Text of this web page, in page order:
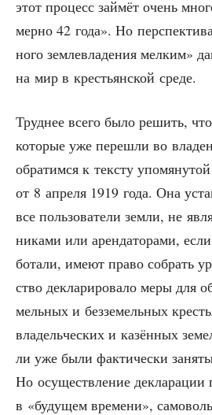
этот про­цесс зай­мёт очень
мер­но 42 года». Но
но­го зем­ле­вла­де­ния мел­ким»
на мир в кре­стьян­ской среде.
Труд­нее все­го было решить,
кото­рые уже пере­шли во
обра­тим­ся к тек­сту
от 8 апре­ля 1919 года. Она
все поль­зо­ва­те­ли зем­ли, не
ни­ка­ми или арен­да­то­ра­ми,
бо­та­ли, име­ют пра­во собрать
ство декла­ри­ро­ва­ло меры для
мель­ных и без­зе­мель­ных
вла­дель­че­ских и казён­ных
ли уже были фак­ти­че­ски
Но осу­ществ­ле­ние декла­ра­ции
в «буду­щем вре­ме­ни»,